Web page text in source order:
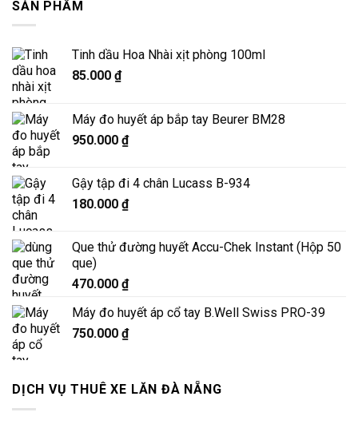
SẢN PHẨM
Tinh dầu Hoa Nhài xịt phòng 100ml
85.000 ₫
Máy đo huyết áp bắp tay Beurer BM28
950.000 ₫
Gậy tập đi 4 chân Lucass B-934
180.000 ₫
Que thử đường huyết Accu-Chek Instant (Hộp 50
que)
470.000 ₫
Máy đo huyết áp cổ tay B.Well Swiss PRO-39
750.000 ₫
DỊCH VỤ THUÊ XE LĂN ĐÀ NẴNG